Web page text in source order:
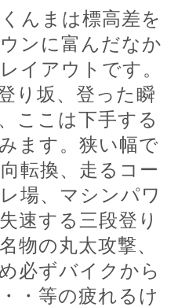
んまは標高差を
ンに富んだなか
イアウトです。
り坂、登った瞬
ここは下手する
ます。狭い幅で
転換、走るコー
場、マシンパワ
速する三段登り
物の丸太攻撃、
必ずバイクから
・等の疲れるけ